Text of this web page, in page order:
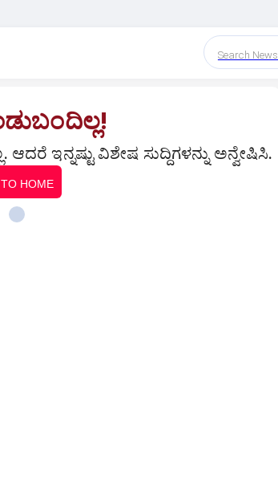
Search News
ಆದರೆ ಇನ್ನಷ್ಟು ವಿಶೇಷ ಸುದ್ದಿಗಳನ್ನು ಅನ್ವೇಷಿಸಿ.
HOME